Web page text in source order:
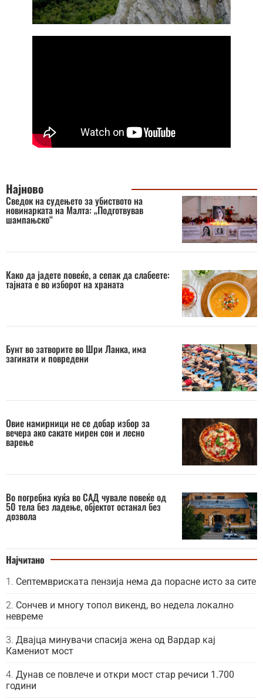
Најново
Сведок на судењето за убиството на
новинарката на Малта: „Подготвував
шампањско“
Како да јадете повеќе, а сепак да слабеете:
тајната е во изборот на храната
Бунт во затворите во Шри Ланка, има
загинати и повредени
Овие намирници не се добар избор за
вечера ако сакате мирен сон и лесно
варење
Во погребна куќа во САД чувале повеќе од
50 тела без ладење, објектот останал без
дозвола
Најчитано
Септемвриската пензија нема да порасне исто за сите
Сончев и многу топол викенд, во недела локално
невреме
Двајца минувачи спасија жена од Вардар кај
Камениот мост
Дунав се повлече и откри мост стар речиси 1.700
години